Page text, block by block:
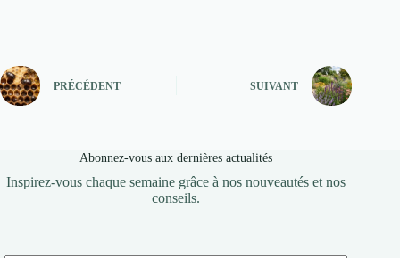
PRÉCÉDENT SUIVANT
Abonnez-vous aux dernières actualités
Inspirez-vous chaque semaine grâce à nos nouveautés et nos
conseils.